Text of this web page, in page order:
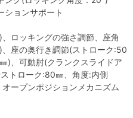
ョンサポート
ロッキングの強さ調節、座角
座の奥行き調節(ストローク:50
)、可動肘(クランクスライドア
トローク:80㎜、角度:内側
ープンポジションメカニズム